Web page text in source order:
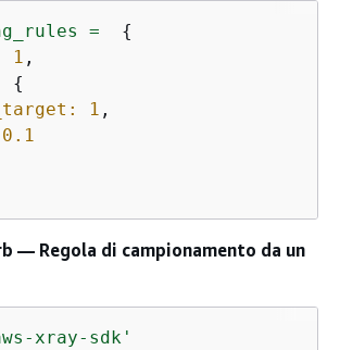
=
{
1 ,
{
1 ,
0.1
— Regola di campionamento da un
xray-sdk'